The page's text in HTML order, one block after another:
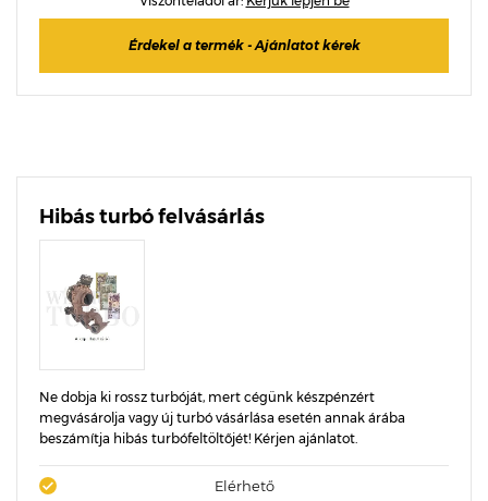
Érdekel a termék - Ajánlatot kérek
Hibás turbó felvásárlás
Ne dobja ki rossz turbóját, mert cégünk készpénzért
megvásárolja vagy új turbó vásárlása esetén annak árába
beszámítja hibás turbófeltöltőjét! Kérjen ajánlatot.
Elérhető